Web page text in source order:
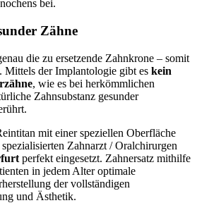
bei.
Zähne
die zu ersetzende Zahnkrone – somit
Mittels der Implantologie gibt es kein
, wie es bei herkömmlichen
Zahnsubstanz gesunder
mit einer speziellen Oberfläche
Zahnarzt / Oralchirurgen
perfekt eingesetzt. Zahnersatz mithilfe
in jedem Alter optimale
der vollständigen
und Ästhetik.